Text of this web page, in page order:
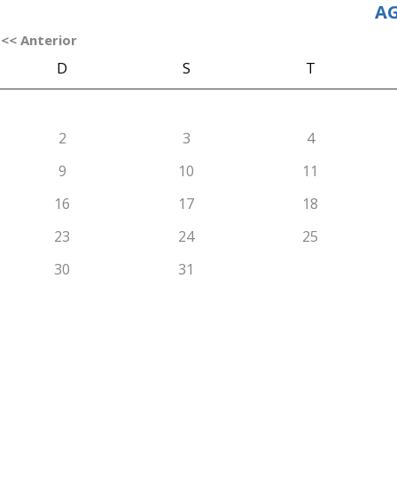
<< Anterior
D S T
2 3
4
9
10
11
16
17
18
23
24
25
30
31